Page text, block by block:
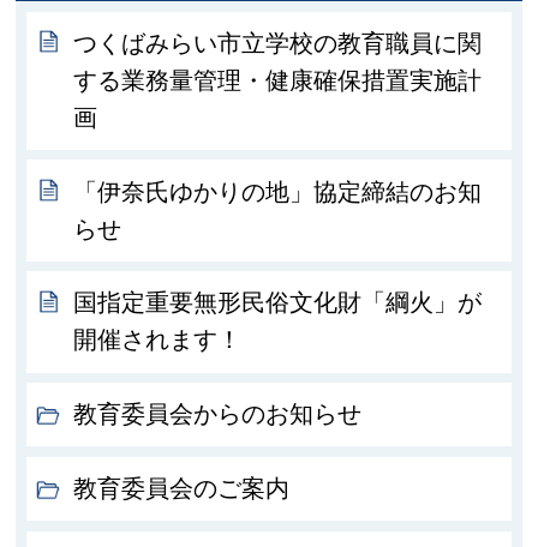
つくばみらい市立学校の教育職員に関
する業務量管理・健康確保措置実施計
画
「伊奈氏ゆかりの地」協定締結のお知
らせ
国指定重要無形民俗文化財「綱火」が
開催されます！
教育委員会からのお知らせ
教育委員会のご案内